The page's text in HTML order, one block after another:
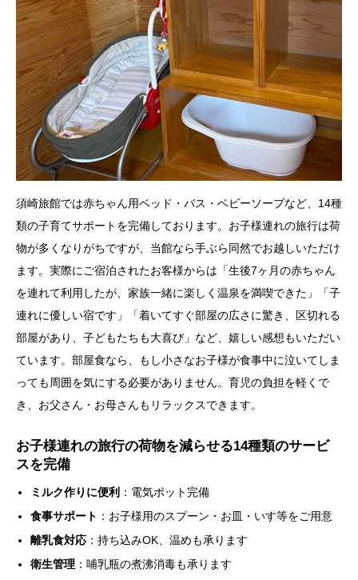
須崎旅館では赤ちゃん用ベッド・バス・ベビーソープなど、14種
類の子育てサポートを完備しております。お子様連れの旅行は荷
物が多くなりがちですが、当館なら手ぶら同然でお越しいただけ
ます。実際にご宿泊されたお客様からは「生後7ヶ月の赤ちゃん
を連れて利用したが、家族一緒に楽しく温泉を満喫できた」「子
連れに優しい宿です」「着いてすぐ部屋の広さに驚き、区切れる
部屋があり、子どもたちも大喜び」など、嬉しい感想もいただい
ています。部屋食なら、もし小さなお子様が食事中に泣いてしま
っても周囲を気にする必要がありません。育児の負担を軽くで
き、お父さん・お母さんもリラックスできます。
お子様連れの旅行の荷物を減らせる14種類のサービ
スを完備
ミルク作りに便利 ：電気ポット完備
食事サポート ：お子様用のスプーン・お皿・いす等をご用意
離乳食対応 ：持ち込みOK、温めも承ります
衛生管理 ：哺乳瓶の煮沸消毒も承ります